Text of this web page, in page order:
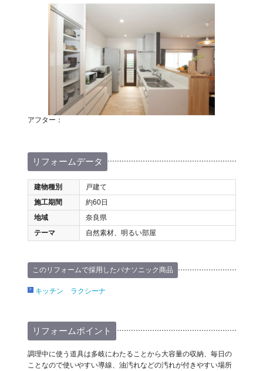
アフター：
リフォームデータ
建物種別
戸建て
施工期間
約60日
地域
奈良県
テーマ
自然素材、明るい部屋
このリフォームで採用したパナソニック商品
キッチン ラクシーナ
リフォームポイント
調理中に使う道具は多岐にわたることから大容量の収納、毎日の
ことなので使いやすい導線、油汚れなどの汚れが付きやすい場所